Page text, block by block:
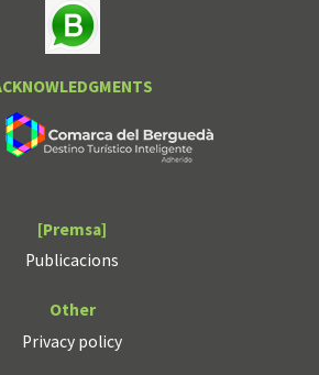
[Premsa]
Publicacions
Other
Privacy policy